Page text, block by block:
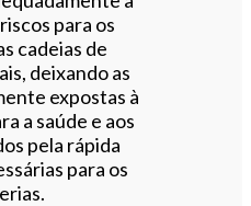
para os
cadeias de
deixando as
expostas à
a saúde e aos
pela rápida
para os